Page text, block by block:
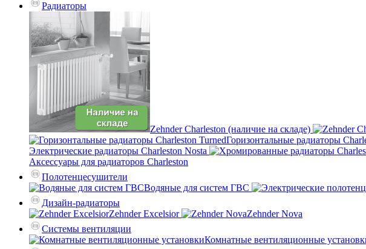
Радиаторы
Zehnder Charleston (наличие на складе)
Горизонтальные радиаторы
Электрические радиаторы Charleston Nosta
Аксессуары для радиаторов Charleston
Полотенцесушители
Водяные для систем ГВС
Дизайн-радиаторы
Zehnder Excelsior
Zehnder Nova
Системы вентиляции
Комнатные вентиляционные